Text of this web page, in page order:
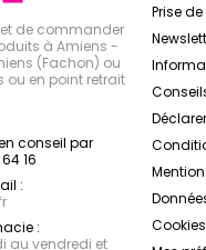
de commander
à Amiens -
(Fachon) ou
ou en point retrait
conseil par
16
:
:
au vendredi et
Prise
Cookies